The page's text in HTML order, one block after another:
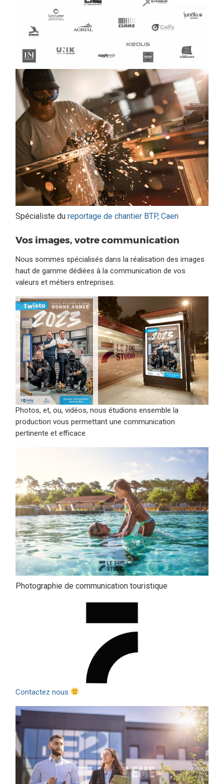
Spécialiste dureportage de chantier BTP, Caen
Vos images, votre communication
Nous sommes spécialisés dans la réalisation des images
haut de gamme dédiées à la communication de vos
valeurs et métiers entreprises.
Photos, et, ou, vidéos, nous étudions ensemble la
production vous permettant une communication
pertinente et efficace.
Photographie de communication touristique
Contactez nous